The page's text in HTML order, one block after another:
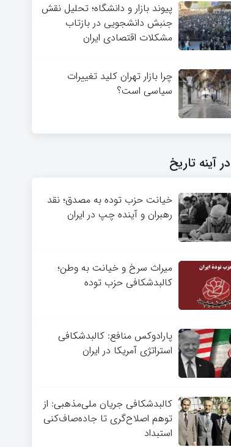
پیوند بازار و دانشگاه؛ تحلیل نقش
جنبش دانشجویی در بازتاب
مشکلات اقتصادی ایران
چرا بازار تهران کلید تغییرات
سیاسی است؟
در آینه تاریخ
خیانت حزب توده به مصدق؛ نقد
رهبران و آینده چپ در ایران
میراث سرخ و خیانت به وطن؛
کالبدشکافی حزب توده
پارادوکس منافع: کالبدشکافی
استراتژی آمریکا در ایران
کالبدشکافی جریان ملی‌مذهبی: از
توهم اصلاح‌گری تا جاده‌صاف‌کنی
استبداد